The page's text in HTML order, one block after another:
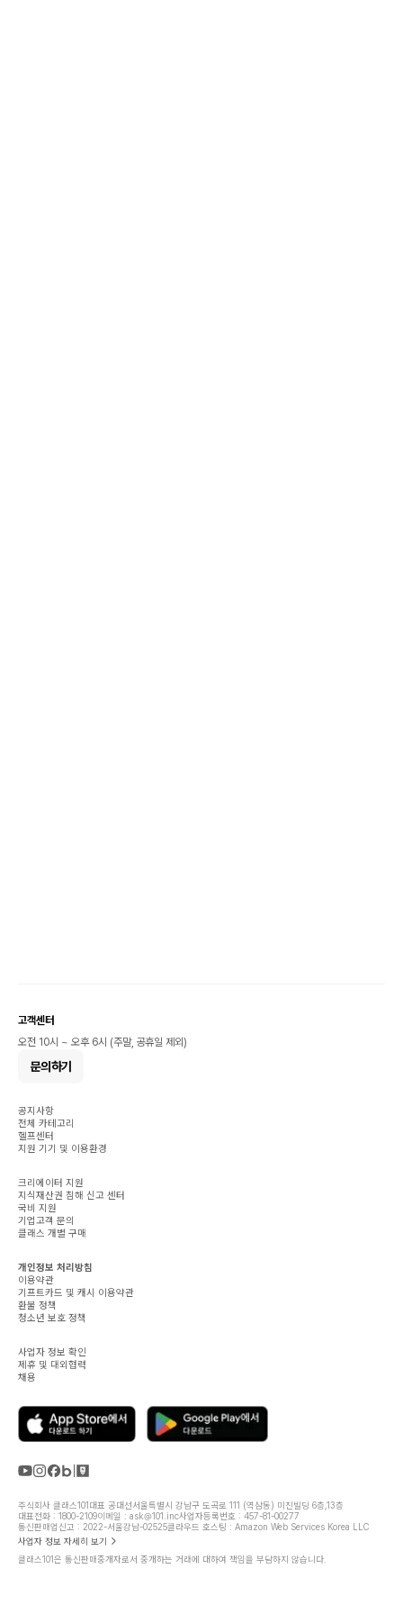
고객센터
오전 10시 ~ 오후 6시 (주말, 공휴일 제외)
문의하기
공지사항
전체 카테고리
헬프센터
지원 기기 및 이용환경
크리에이터 지원
지식재산권 침해 신고 센터
국비 지원
기업고객 문의
클래스 개별 구매
개인정보 처리방침
이용약관
기프트카드 및 캐시 이용약관
환불 정책
청소년 보호 정책
사업자 정보 확인
제휴 및 대외협력
채용
주식회사 클래스101대표 공대선서울특별시 강남구 도곡로 111 (역삼동) 미진빌딩 6층,13층
대표전화 : 1800-2109이메일 : ask@101.inc사업자등록번호 : 457-81-00277
통신판매업신고 : 2022-서울강남-02525클라우드 호스팅 : Amazon Web Services Korea LLC
사업자 정보 자세히 보기
클래스101은 통신판매중개자로서 중개하는 거래에 대하여 책임을 부담하지 않습니다.